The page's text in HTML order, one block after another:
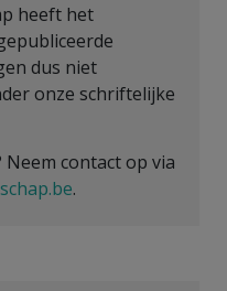
heeft het
dus niet
onze schriftelijke
contact op via
.